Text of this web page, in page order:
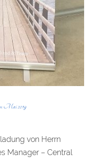
Mai 2019
von Herrn
Manager – Central